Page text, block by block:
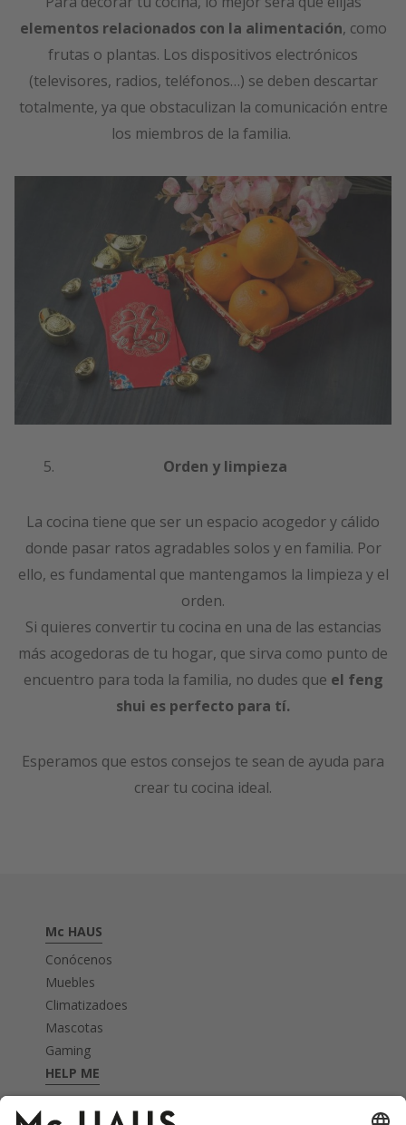
elementos relacionados con la alimentación, como
frutas o plantas. Los dispositivos electrónicos
(televisores, radios, teléfonos…) se deben descartar
totalmente, ya que obstaculizan la comunicación entre
los miembros de la familia.
Orden y limpieza
La cocina tiene que ser un espacio acogedor y cálido
donde pasar ratos agradables solos y en familia. Por
ello, es fundamental que mantengamos la limpieza y el
orden.
Si quieres convertir tu cocina en una de las estancias
más acogedoras de tu hogar, que sirva como punto de
encuentro para toda la familia, no dudes que el feng
shui es perfecto para tí.
Esperamos que estos consejos te sean de ayuda para
crear tu cocina ideal.
Mc HAUS
Conócenos
Muebles
Climatizadoes
Mascotas
Gaming
HELP ME
FAQ's